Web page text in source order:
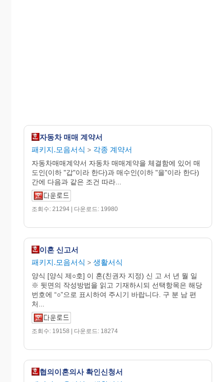
자동차 매매 계약서
패키지.모음서식 > 각종 계약서
자동차매매계약서 자동차 매매계약을 체결함에 있어 매
도인(이하 "갑"이라 한다)과 매수인(이하 "을"이라 한다)
간에 다음과 같은 조건 따라...
조회수: 21294 | 다운로드: 19980
이혼 신고서
패키지.모음서식 > 생활서식
양식 [양식 제○호] 이 혼(친권자 지정) 신 고 서 년 월 일
※ 뒷면의 작성방법을 읽고 기재하시되 선택항목은 해당
번호에 “○”으로 표시하여 주시기 바랍니다. 구 분 남 편
처...
조회수: 19158 | 다운로드: 18274
협의이혼의사 확인신청서